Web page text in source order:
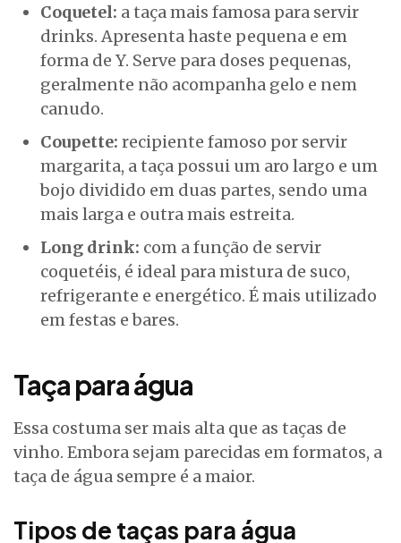
Coquetel: a taça mais famosa para servir
drinks. Apresenta haste pequena e em
forma de Y. Serve para doses pequenas,
geralmente não acompanha gelo e nem
canudo.
Coupette: recipiente famoso por servir
margarita, a taça possui um aro largo e um
bojo dividido em duas partes, sendo uma
mais larga e outra mais estreita.
Long drink: com a função de servir
coquetéis, é ideal para mistura de suco,
refrigerante e energético. É mais utilizado
em festas e bares.
Taça para água
Essa costuma ser mais alta que as taças de
vinho. Embora sejam parecidas em formatos, a
taça de água sempre é a maior.
Tipos de taças para água